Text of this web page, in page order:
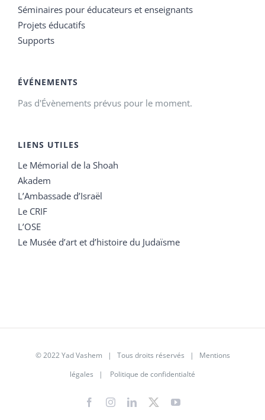
Séminaires pour éducateurs et enseignants
Projets éducatifs
Supports
ÉVÉNEMENTS
Pas d'Évènements prévus pour le moment.
LIENS UTILES
Le Mémorial de la Shoah
Akadem
L’Ambassade d’Israël
Le CRIF
L’OSE
Le Musée d’art et d’histoire du Judaïsme
© 2022 Yad Vashem | Tous droits réservés | Mentions
légales | Politique de confidentialté
FacebookInstagramLinkedIn
X YouTube